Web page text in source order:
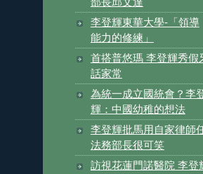
李登輝東華大學-「領導
能力的修練」
首搭普悠瑪 李登輝秀假
話家常
為統一成立國統會？李
輝：中國幼稚的想法
李登輝批馬用自家律師
法務部長很可笑
訪視花蓮門諾醫院 李登